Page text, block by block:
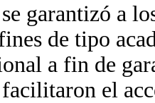
garantizó a
de tipo
a fin de
el